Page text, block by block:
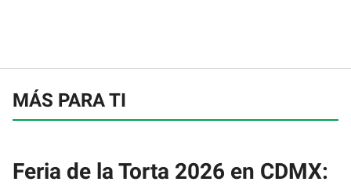
MÁS PARA TI
Feria de la Torta 2026 en CDMX: